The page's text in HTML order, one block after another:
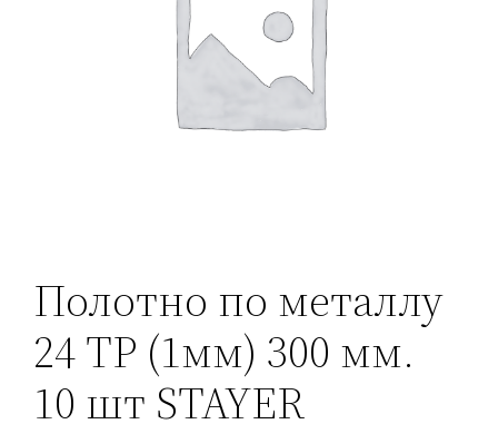
Полотно по металлу
24 TP (1мм) 300 мм.
10 шт STAYER